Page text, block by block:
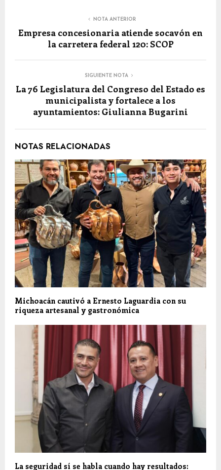
NOTA ANTERIOR
Empresa concesionaria atiende socavón en
la carretera federal 120: SCOP
SIGUIENTE NOTA
La 76 Legislatura del Congreso del Estado es
municipalista y fortalece a los
ayuntamientos: Giulianna Bugarini
NOTAS RELACIONADAS
Michoacán cautivó a Ernesto Laguardia con su
riqueza artesanal y gastronómica
La seguridad sí se habla cuando hay resultados: